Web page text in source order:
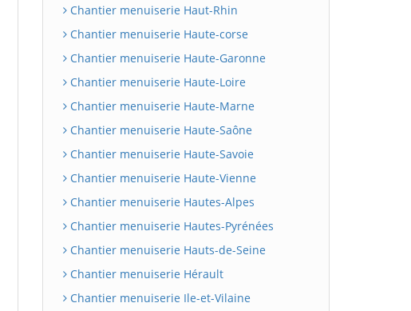
Chantier menuiserie Haut-Rhin
Chantier menuiserie Haute-corse
Chantier menuiserie Haute-Garonne
Chantier menuiserie Haute-Loire
Chantier menuiserie Haute-Marne
Chantier menuiserie Haute-Saône
Chantier menuiserie Haute-Savoie
Chantier menuiserie Haute-Vienne
Chantier menuiserie Hautes-Alpes
Chantier menuiserie Hautes-Pyrénées
Chantier menuiserie Hauts-de-Seine
Chantier menuiserie Hérault
Chantier menuiserie Ile-et-Vilaine